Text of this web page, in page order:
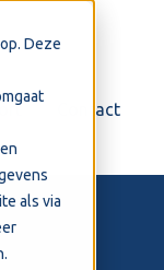
Deze
als via
Contact